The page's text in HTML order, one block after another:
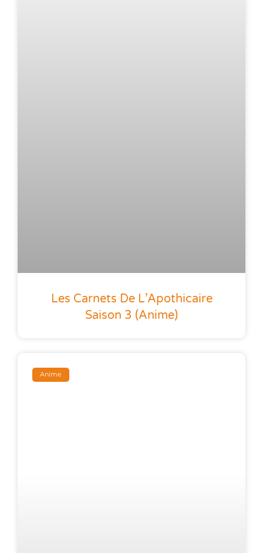
Les Carnets De L’Apothicaire
Saison 3 (anime)
Anime